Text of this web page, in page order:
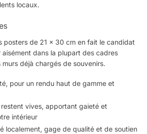
locaux.
posters de 21 × 30 cm en fait le candidat
aisément dans la plupart des cadres
déjà chargés de souvenirs.
pour un rendu haut de gamme et
restent vives, apportant gaieté et
intérieur
localement, gage de qualité et de soutien